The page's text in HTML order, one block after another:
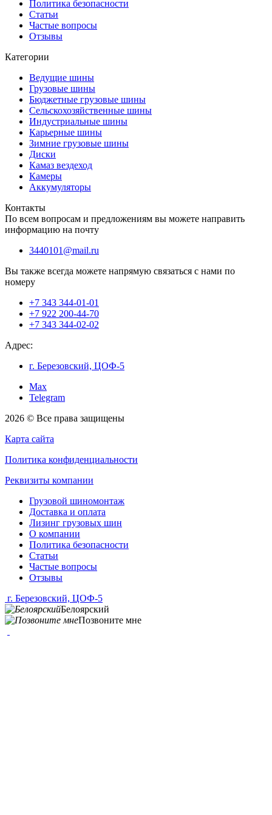
Политика безопасности
Статьи
Частые вопросы
Отзывы
Категории
Ведущие шины
Грузовые шины
Бюджетные грузовые шины
Сельскохозяйственные шины
Индустриальные шины
Карьерные шины
Зимние грузовые шины
Диски
Камаз вездеход
Камеры
Аккумуляторы
Контакты
По всем вопросам и предложениям вы можете направить
информацию на почту
3440101@mail.ru
Вы также всегда можете напрямую связаться с нами по
номеру
+7 343 344-01-01
+7 922 200-44-70
+7 343 344-02-02
Адрес:
г. Березовский, ЦОФ-5
Max
Telegram
2026 © Все права защищены
Карта сайта
Политика конфиденциальности
Реквизиты компании
Грузовой шиномонтаж
Доставка и оплата
Лизинг грузовых шин
О компании
Политика безопасности
Статьи
Частые вопросы
Отзывы
г. Березовский, ЦОФ-5
Белоярский
Позвоните мне